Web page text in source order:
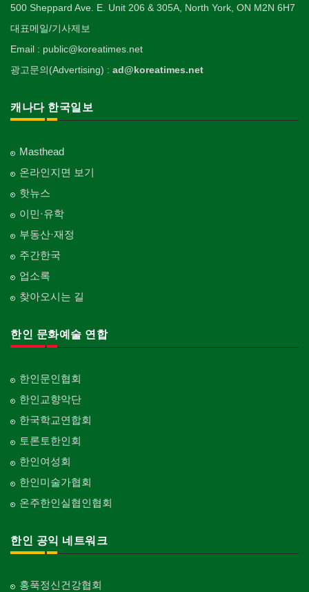
500 Sheppard Ave. E. Unit 206 & 305A, North York, ON M2N 6H7
대표메일/기사제보
Email : public@koreatimes.net
광고문의(Advertising) : ad@koreatimes.net
캐나다 한국일보
Masthead
온라인지면 보기
핫뉴스
이민·유학
부동산·재정
주간한국
업소록
찾아오시는 길
한인 문화예술 연합
한인문인협회
한인교향악단
한국학교연합회
토론토한인회
한인여성회
한인미술가협회
온주한인실협인협회
한인 공익 네트워크
홍푹정신건강협회